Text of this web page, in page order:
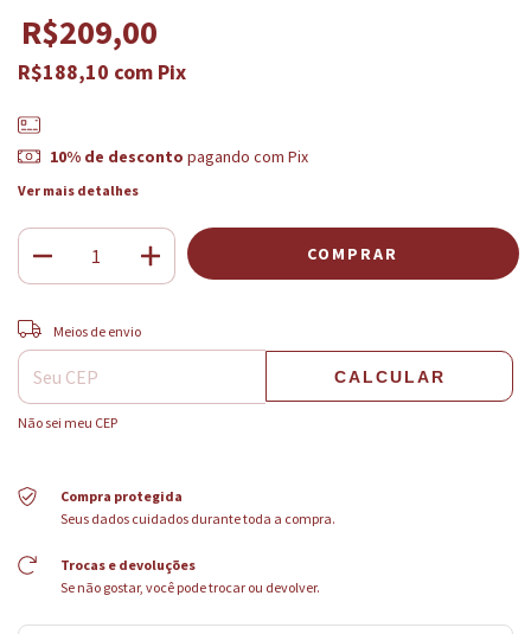
R$209,00
R$188,10 com Pix
10% de desconto pagando com Pix
Ver mais detalhes
Entregas para o CEP:
Meios de envio
CALCULAR
Não sei meu CEP
Compra protegida
Seus dados cuidados durante toda a compra.
Trocas e devoluções
Se não gostar, você pode trocar ou devolver.